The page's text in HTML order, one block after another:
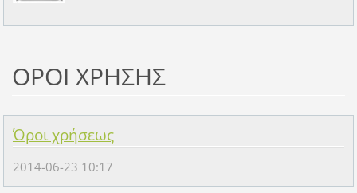
ΟΡΟΙ ΧΡΗΣΗΣ
Όροι χρήσεως
2014-06-23 10:17